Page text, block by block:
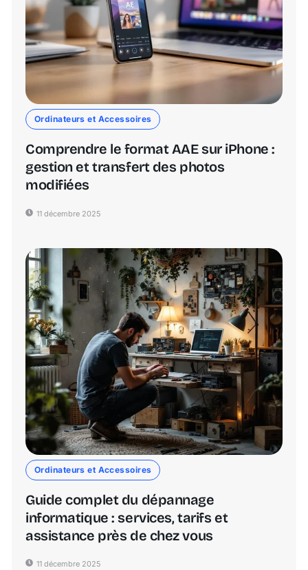
Ordinateurs et Accessoires
Comprendre le format AAE sur iPhone :
gestion et transfert des photos
modifiées
11 décembre 2025
Ordinateurs et Accessoires
Guide complet du dépannage
informatique : services, tarifs et
assistance près de chez vous
11 décembre 2025